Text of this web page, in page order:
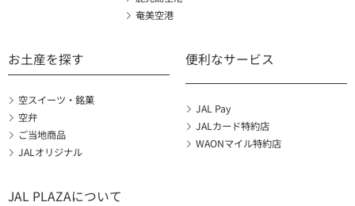
奄美空港
お土産を探す
空スイーツ・銘菓
空弁
ご当地商品
JALオリジナル
便利なサービス
JAL Pay
JALカード特約店
WAONマイル特約店
JAL PLAZAについて